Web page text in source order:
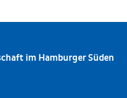
im Hamburger Süden